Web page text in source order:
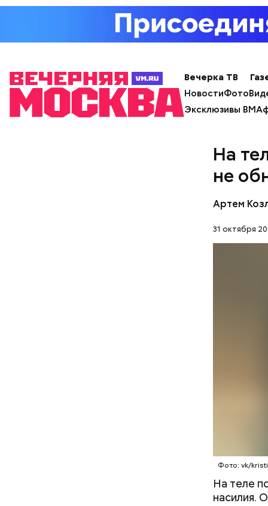
Вечерка ТВ
НовостиФото
Эксклюзивы ВМ
На
не
Артем
31 октября
Фото: vk/
На теле
насилия.
что
которая
дней
Кто
ответ.